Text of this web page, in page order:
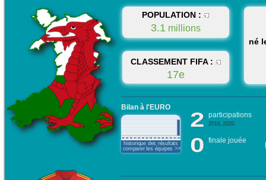
POPULATION :
3.1 millions
CLASSEMENT FIFA :
17e
né
Bilan à l'EURO
historique des résultats
comparer les équipes >>>
2 participations
2016, 2020
0 finale jouée